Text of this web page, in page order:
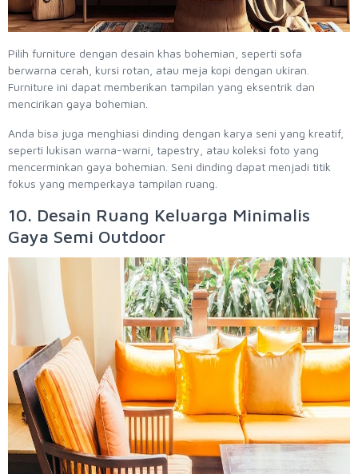
Pilih furniture dengan desain khas bohemian, seperti sofa
berwarna cerah, kursi rotan, atau meja kopi dengan ukiran.
Furniture ini dapat memberikan tampilan yang eksentrik dan
mencirikan gaya bohemian.
Anda bisa juga menghiasi dinding dengan karya seni yang kreatif,
seperti lukisan warna-warni, tapestry, atau koleksi foto yang
mencerminkan gaya bohemian. Seni dinding dapat menjadi titik
fokus yang memperkaya tampilan ruang.
10. Desain Ruang Keluarga Minimalis
Gaya Semi Outdoor